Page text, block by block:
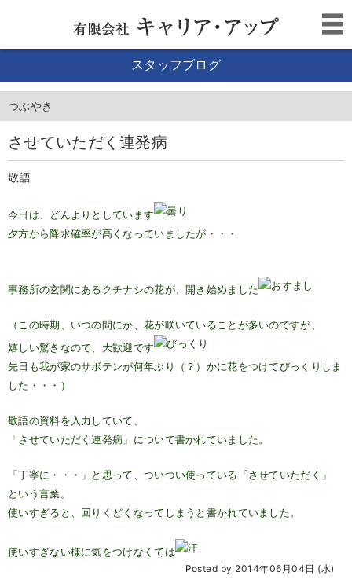
スタッフブログ
つぶやき
させていただく連発病
敬語
今日は、どんよりとしています
夕方から降水確率が高くなっていましたが・・・
事務所の玄関にあるクチナシの花が、開き始めました
（この時期、いつの間にか、花が咲いていることが多いのですが、
嬉しい驚きなので、大歓迎です
先日も我が家のサボテンが何年ぶり（？）かに花をつけてびっくりしま
した・・・）
敬語の資料を入力していて、
「させていただく連発病」について書かれていました。
「丁寧に・・・」と思って、ついつい使っている「させていただく」
という言葉。
使いすぎると、回りくどくなってしまうと書かれていました。
使いすぎない様に気をつけなくては
Posted by 2014年06月04日 (水)